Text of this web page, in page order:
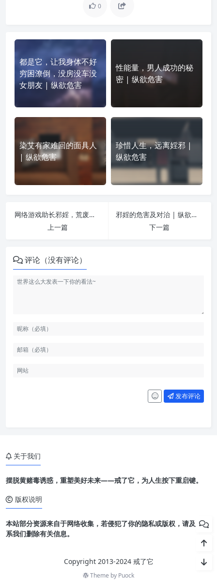
0
都是它，让我身体不好
穷困潦倒，没房没车没
女朋友 | 纵欲危害
性能量，男人成功的秘
密 | 纵欲危害
染艾有家难回的面具人
| 纵欲危害
珍惜人生，远离婬邪 |
纵欲危害
网络游戏助长邪婬，荒废青春，切莫触碰 | 纵欲危害
上一篇
邪婬的危害及对治 | 纵欲危害
下一篇
评论（没有评论）
发布评论
关于我们
摆脱黄赌毒诱惑，重塑美好未来——戒了它，为人生按下重启键。
版权说明
本站部分资源来自于网络收集，若侵犯了你的隐私或版权，请及时联
系我们删除有关信息。
Copyright 2013-2024 戒了它
Theme by Puock